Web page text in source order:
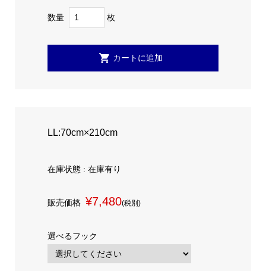
数量 枚
LL:70cm×210cm
在庫状態 : 在庫有り
販売価格 ¥7,480(税別)
選べるフック